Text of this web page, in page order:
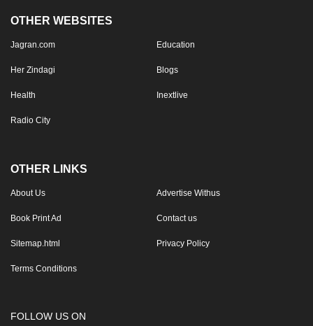
OTHER WEBSITES
Jagran.com Education
Her Zindagi Blogs
Health Inextlive
Radio City
OTHER LINKS
About Us Advertise Withus
Book Print Ad Contact us
Sitemap.html Privacy Policy
Terms Conditions
FOLLOW US ON